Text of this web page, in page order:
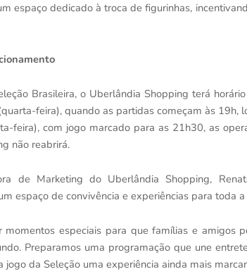
espaço dedicado à troca de figurinhas,
Brasileira, o Uberlândia Shopping terá
feira), quando as partidas começam às 19h,
feira), com jogo marcado para as 21h30, as
não reabrirá.
de Marketing do Uberlândia Shopping,
espaço de convivência e experiências para toda
momentos especiais para que famílias e amigos
Preparamos uma programação que une
jogo da Seleção uma experiência ainda mais